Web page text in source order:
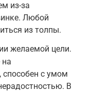
из-за
Любой
из толпы.
желаемой цели.
на
способен с умом
В